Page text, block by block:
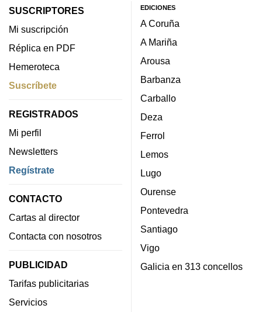
SUSCRIPTORES
Mi suscripción
Réplica en PDF
Hemeroteca
Suscríbete
REGISTRADOS
Mi perfil
Newsletters
Regístrate
CONTACTO
Cartas al director
Contacta con nosotros
PUBLICIDAD
Tarifas publicitarias
Servicios
EDICIONES
A Coruña
A Mariña
Arousa
Barbanza
Carballo
Deza
Ferrol
Lemos
Lugo
Ourense
Pontevedra
Santiago
Vigo
Galicia en 313 concellos